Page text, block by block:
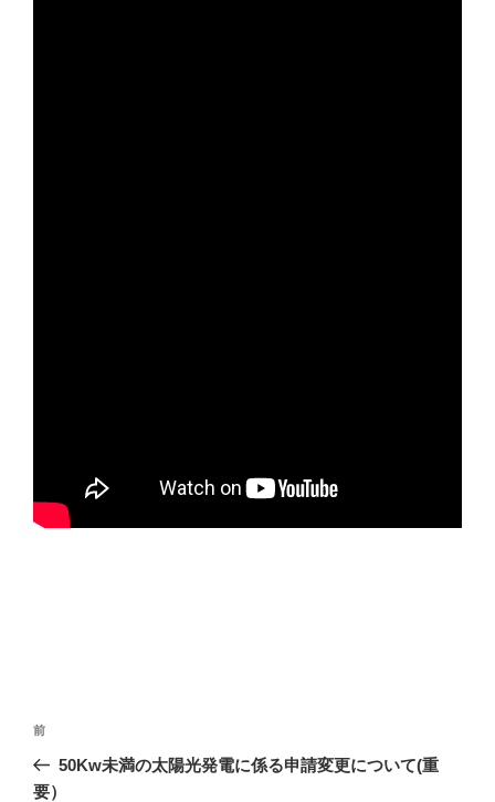
投
ナ
過
去
の
前
50Kw未満の太陽光発電に係る申請変更について(重
要）